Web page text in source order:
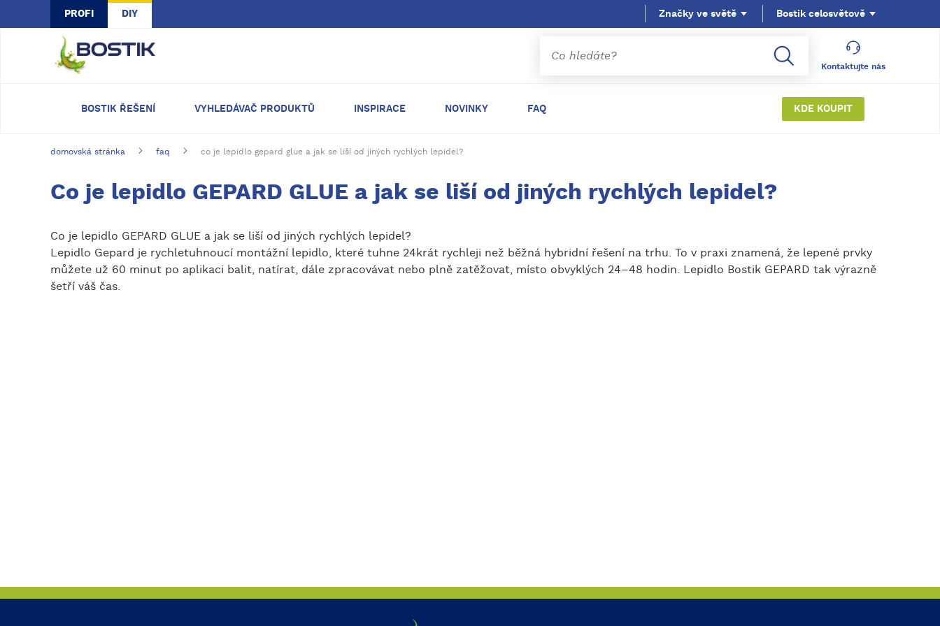
Skip to main content
PROFI DIY
Kontaktujte nás
Bostik celosvětově
BOSTIK ŘEŠENÍ VYHLEDÁVAČ PRODUKTŮ INSPIRACE NOVINKY FAQ KDE KOUPIT
Značky ve světě
domovská stránka faq co je lepidlo gepard glue a jak se liší od jiných rychlých lepidel?
Co je lepidlo GEPARD GLUE a jak se liší od jiných rychlých lepidel?
Co je lepidlo GEPARD GLUE a jak se liší od jiných rychlých lepidel?
Lepidlo Gepard je rychletuhnoucí montážní lepidlo, které tuhne 24krát rychleji než běžná hybridní řešení na trhu. To v praxi znamená, že lepené prvky
můžete už 60 minut po aplikaci balit, natírat, dále zpracovávat nebo plně zatěžovat, místo obvyklých 24–48 hodin. Lepidlo Bostik GEPARD tak výrazně
šetří váš čas.